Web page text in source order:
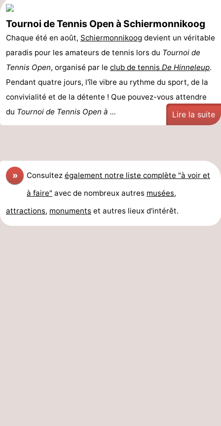
Tournoi de Tennis Open à Schiermonnikoog
Chaque été en août, Schiermonnikoog devient un véritable
paradis pour les amateurs de tennis lors du Tournoi de
Tennis Open, organisé par le club de tennis De Hinneleup.
Pendant quatre jours, l'île vibre au rythme du sport, de la
convivialité et de la détente ! Que pouvez-vous attendre
du Tournoi de Tennis Open à ... Lire la suite
» Consultez également notre liste complète "à voir et
à faire" avec de nombreux autres musées,
attractions, monuments et autres lieux d'intérêt.